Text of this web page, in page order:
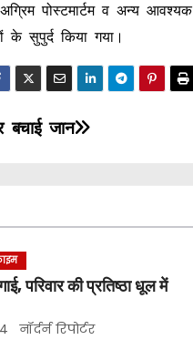
पोस्टमार्टम व अन्य आवश्यक
के सुपुर्द किया गया।
जान
परिवार की प्रतिष्ठा धूल में
नॉर्दर्न रिपोर्टर